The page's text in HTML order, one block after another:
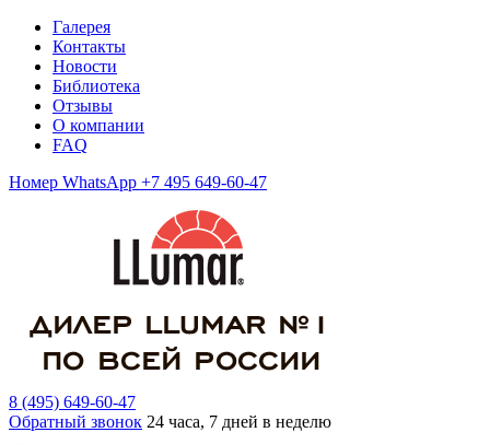
Галерея
Контакты
Новости
Библиотека
Отзывы
О компании
FAQ
Номер WhatsApp +7 495 649-60-47
8 (495) 649-60-47
Обратный звонок 24 часа, 7 дней в неделю